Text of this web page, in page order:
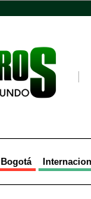
Bogotá